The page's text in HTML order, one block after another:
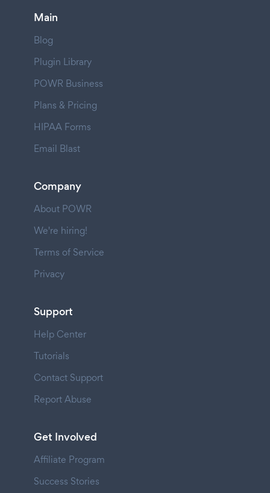
Main
Blog
Plugin Library
POWR Business
Plans & Pricing
HIPAA Forms
Email Blast
Company
About POWR
We're hiring!
Terms of Service
Privacy
Support
Help Center
Tutorials
Contact Support
Report Abuse
Get Involved
Affiliate Program
Success Stories